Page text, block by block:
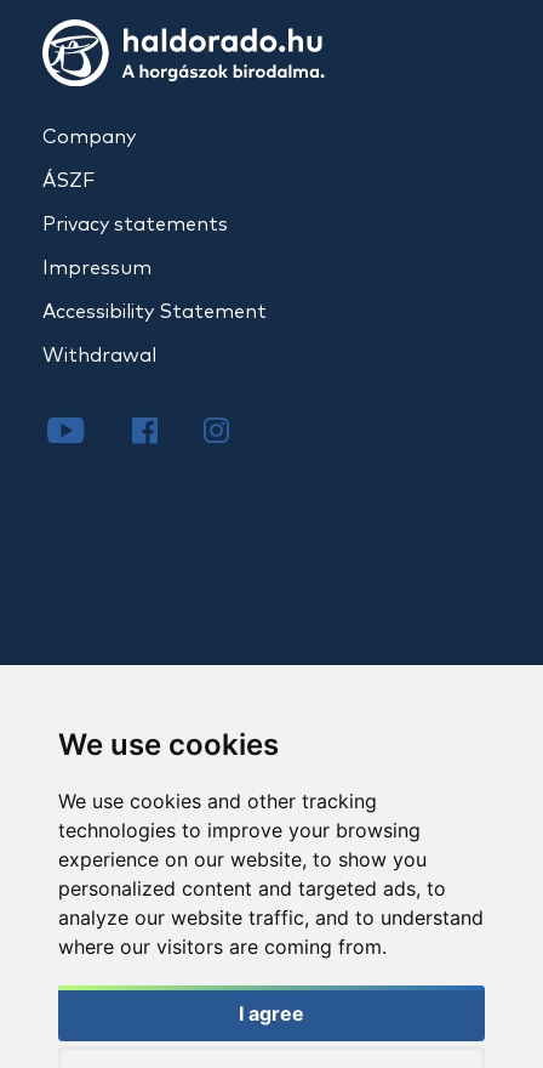
We use cookies
We use cookies and other tracking
technologies to improve your browsing
experience on our website, to show you
personalized content and targeted ads, to
analyze our website traffic, and to understand
where our visitors are coming from.
I agree
Company
ÁSZF
Privacy statements
Impressum
Accessibility Statement
Withdrawal